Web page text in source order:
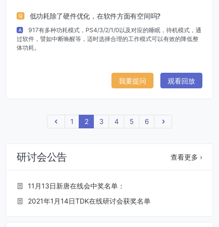
Q 低功耗除了硬件优化，在软件方面有空间吗?
A
917有多种功耗模式，PS4/3/2/1/0以及对应的睡眠，待机模式，通
过软件，譬如中断唤醒等，适时选择合理的工作模式可以有效的降低整
体功耗。
我要提问 观看回放
上一页
1 2 3 4 5 6
研讨会公告 查看更多 ›
11月13日新唐在线会中奖名单：
2021年1月14日TDK在线研讨会获奖名单